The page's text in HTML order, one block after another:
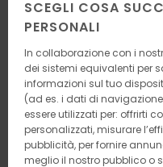
SCEGLI COSA
PERSONALI
In collaborazione con i
dei sistemi equivalenti per
informazioni sul tuo
(ad es. i dati di navigazione
essere utilizzati per: offrirti
personalizzati, misurare
pubblicità, per fornire
meglio il nostro pubblico o